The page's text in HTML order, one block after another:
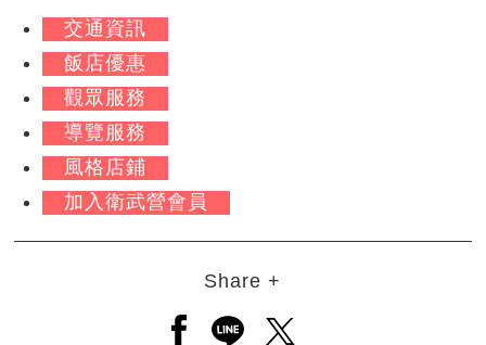
交通資訊
飯店優惠
觀眾服務
導覽服務
風格店鋪
加入衛武營會員
Share +
另開新視窗分享至facebook
另開新視窗分享至line
另開新視窗分享至